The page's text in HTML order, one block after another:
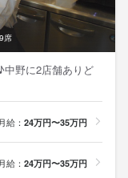
席
中野に2店舗ありど
月給： 24万円〜35万円
月給： 24万円〜35万円